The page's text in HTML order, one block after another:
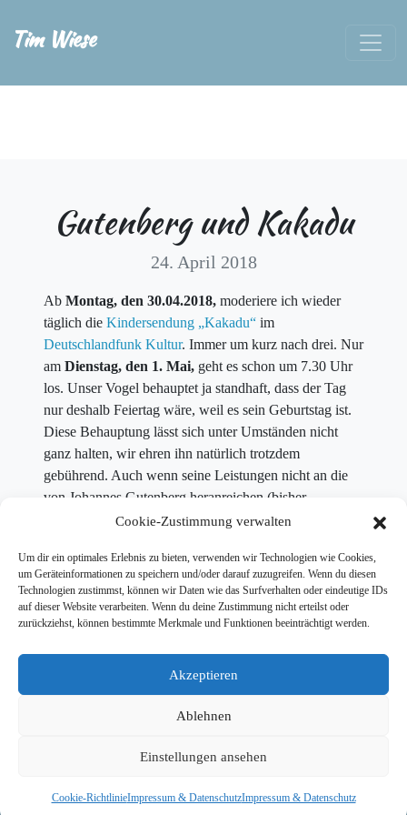
Cookie-Zustimmung verwalten
Um dir ein optimales Erlebnis zu bieten, verwenden wir Technologien wie Cookies,
um Geräteinformationen zu speichern und/oder darauf zuzugreifen. Wenn du diesen
Technologien zustimmst, können wir Daten wie das Surfverhalten oder eindeutige IDs
auf dieser Website verarbeiten. Wenn du deine Zustimmung nicht erteilst oder
zurückziehst, können bestimmte Merkmale und Funktionen beeinträchtigt werden.
Akzeptieren
Ablehnen
Einstellungen ansehen
Cookie-RichtlinieImpressum & DatenschutzImpressum & Datenschutz
Tim Wiese
Gutenberg und Kakadu
24. April 2018
Ab Montag, den 30.04.2018, moderiere ich wieder
täglich die Kindersendung „Kakadu“ im
Deutschlandfunk Kultur. Immer um kurz nach drei. Nur
am Dienstag, den 1. Mai, geht es schon um 7.30 Uhr
los. Unser Vogel behauptet ja standhaft, dass der Tag
nur deshalb Feiertag wäre, weil es sein Geburtstag ist.
Diese Behauptung lässt sich unter Umständen nicht
ganz halten, wir ehren ihn natürlich trotzdem
gebührend. Auch wenn seine Leistungen nicht an die
von Johannes Gutenberg heranreichen (bisher
zumindest). Auf die Spuren des Erfinders habe ich mich
zusammen mit Kinderreportern unterwegs. Unter
anderem haben wir die alte Druckstube erkundet.
Anlässlich des 550. Todestages von Gutenberg läuft am
1. Mai ab kurz nach acht die Wiederholung der Kakadu
Dailyhero